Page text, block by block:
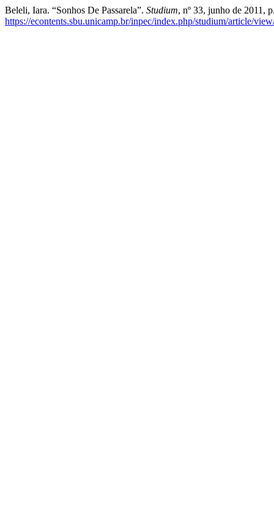
Beleli, Iara. “Sonhos De Passarela”. Studium, nº 33, junho de 2011,
https://econtents.sbu.unicamp.br/inpec/index.php/studium/article/